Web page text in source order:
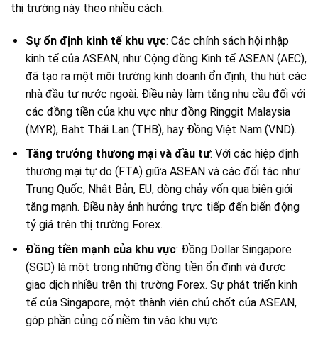
thị trường này theo nhiều cách:
Sự ổn định kinh tế khu vực: Các chính sách hội nhập
kinh tế của ASEAN, như Cộng đồng Kinh tế ASEAN (AEC),
đã tạo ra một môi trường kinh doanh ổn định, thu hút các
nhà đầu tư nước ngoài. Điều này làm tăng nhu cầu đối với
các đồng tiền của khu vực như đồng Ringgit Malaysia
(MYR), Baht Thái Lan (THB), hay Đồng Việt Nam (VND).
Tăng trưởng thương mại và đầu tư: Với các hiệp định
thương mại tự do (FTA) giữa ASEAN và các đối tác như
Trung Quốc, Nhật Bản, EU, dòng chảy vốn qua biên giới
tăng mạnh. Điều này ảnh hưởng trực tiếp đến biến động
tỷ giá trên thị trường Forex.
Đồng tiền mạnh của khu vực: Đồng Dollar Singapore
(SGD) là một trong những đồng tiền ổn định và được
giao dịch nhiều trên thị trường Forex. Sự phát triển kinh
tế của Singapore, một thành viên chủ chốt của ASEAN,
góp phần củng cố niềm tin vào khu vực.